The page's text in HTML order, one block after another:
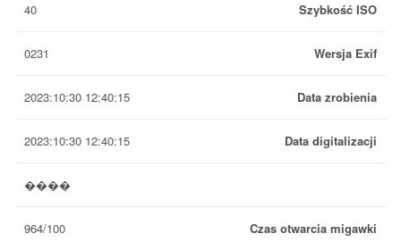
Szybkość ISO
40
Wersja Exif
0231
Data zrobienia
2023:10:30 12:40:15
Data digitalizacji
2023:10:30 12:40:15
����
Czas otwarcia migawki
964/100